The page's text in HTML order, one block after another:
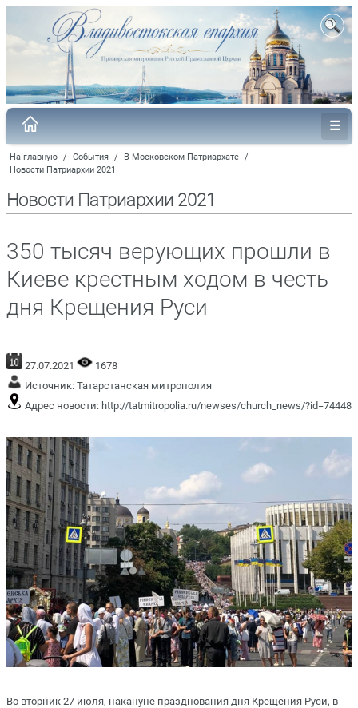
На главную / События / В Московском Патриархате /
Новости Патриархии 2021
Новости Патриархии 2021
350 тысяч верующих прошли в
Киеве крестным ходом в честь
дня Крещения Руси
27.07.2021
1678
Источник: Татарстанская митрополия
Адрес новости: http://tatmitropolia.ru/newses/church_news/?id=74448
Во вторник 27 июля, накануне празднования дня Крещения Руси, в